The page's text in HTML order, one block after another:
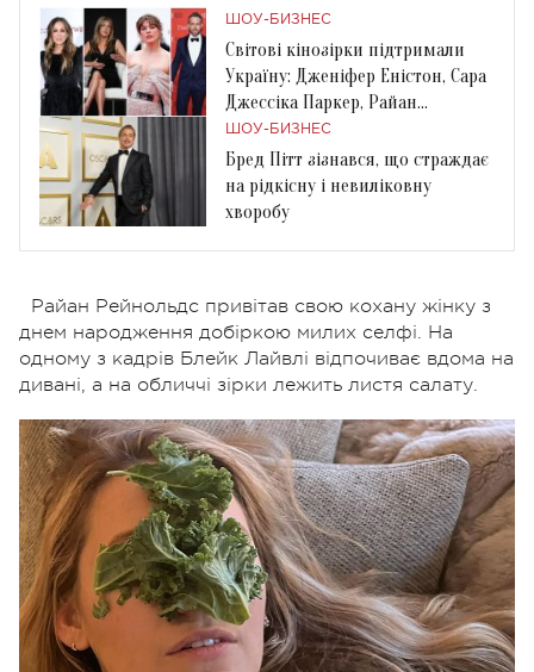
ШОУ-БИЗНЕС
Світові кінозірки підтримали
Україну: Дженіфер Еністон, Сара
Джессіка Паркер, Райан
Рейнольдс та ін.
ШОУ-БИЗНЕС
Бред Пітт зізнався, що страждає
на рідкісну і невиліковну
хворобу
Райан Рейнольдс привітав свою кохану жінку з
днем народження добіркою милих селфі. На
одному з кадрів Блейк Лайвлі відпочиває вдома на
дивані, а на обличчі зірки лежить листя салату.